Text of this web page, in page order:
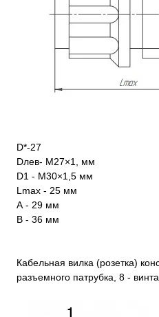
D*-27
Dлев- М27×1, мм
D1 - М30×1,5 мм
Lmax - 25 мм
А - 29 мм
В - 36 мм
Кабельная вилка (розетка)
разъемного патрубка, 8 -